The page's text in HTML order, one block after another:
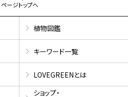
ページトップへ
植物図鑑
キーワード一覧
LOVEGREENとは
ショップ・